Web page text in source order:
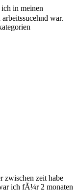
ich in meinen
war.
zwischen zeit habe
ich fÃ¼r 2 monaten